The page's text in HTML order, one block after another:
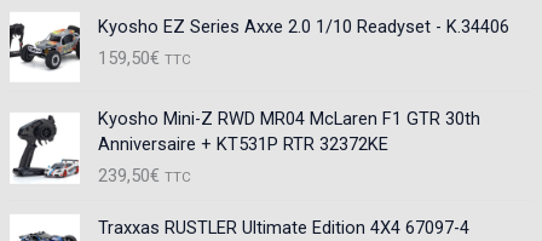
Kyosho EZ Series Axxe 2.0 1/10 Readyset - K.34406
159,50€ TTC
Kyosho Mini-Z RWD MR04 McLaren F1 GTR 30th
Anniversaire + KT531P RTR 32372KE
239,50€ TTC
Traxxas RUSTLER Ultimate Edition 4X4 67097-4